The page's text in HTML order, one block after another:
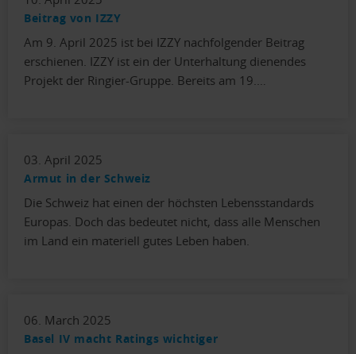
Beitrag von IZZY
Am 9. April 2025 ist bei IZZY nachfolgender Beitrag
erschienen. IZZY ist ein der Unterhaltung dienendes
Projekt der Ringier-Gruppe. Bereits am 19.…
03. April 2025
Armut in der Schweiz
Die Schweiz hat einen der höchsten Lebensstandards
Europas. Doch das bedeutet nicht, dass alle Menschen
im Land ein materiell gutes Leben haben.
06. March 2025
Basel IV macht Ratings wichtiger